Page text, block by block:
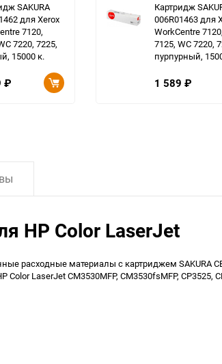
SAKURA
для Xerox
7120,
7220, 7225,
15000 к.
₽
Картридж
006R01463 для
WorkCentre 7120,
7125, WC 7220,
пурпурный,
1 589 ₽
HP Color LaserJet
расходные материалы с картриджем SAKURA
LaserJet CM3530MFP, CM3530fsMFP,